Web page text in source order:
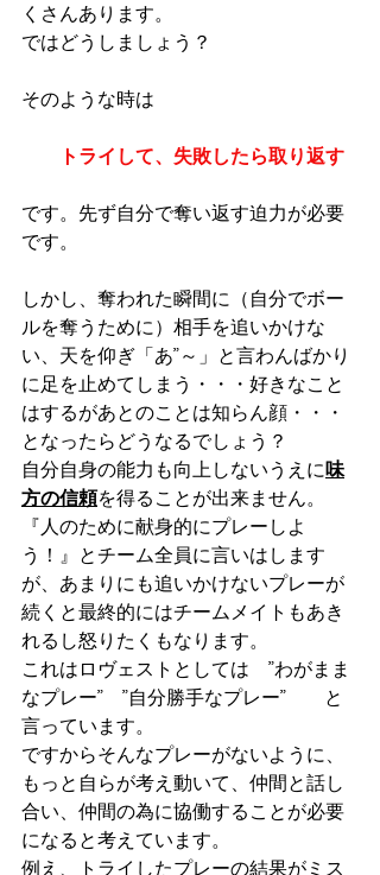
くさんあります。
ではどうしましょう？
そのような時は
トライして、失敗したら取り返す
です。先ず自分で奪い返す迫力が必要
です。
しかし、奪われた瞬間に（自分でボー
ルを奪うために）相手を追いかけな
い、天を仰ぎ「あ”～」と言わんばかり
に足を止めてしまう・・・好きなこと
はするがあとのことは知らん顔・・・
となったらどうなるでしょう？
自分自身の能力も向上しないうえに味
方の信頼を得ることが出来ません。
『人のために献身的にプレーしよ
う！』とチーム全員に言いはします
が、あまりにも追いかけないプレーが
続くと最終的にはチームメイトもあき
れるし怒りたくもなります。
これはロヴェストとしては　”わがまま
なプレー”　”自分勝手なプレー”　　と
言っています。
ですからそんなプレーがないように、
もっと自らが考え動いて、仲間と話し
合い、仲間の為に協働することが必要
になると考えています。
例え、トライしたプレーの結果がミス